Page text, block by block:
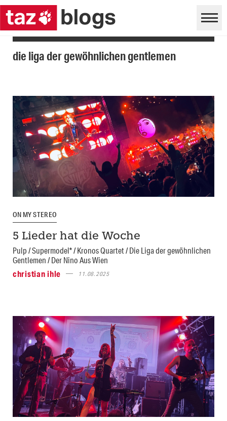
die liga der gewöhnlichen gentlemen
ON MY STEREO
5 Lieder hat die Woche
Pulp / Supermodel* / Kronos Quartet / Die Liga der gewöhnlichen
Gentlemen / Der Nino Aus Wien
christian ihle
11.08.2025